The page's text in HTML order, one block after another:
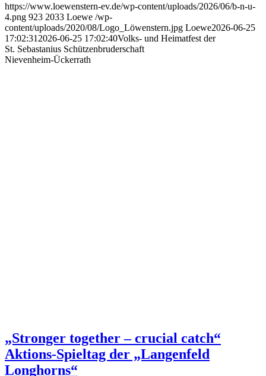
https://www.loewenstern-ev.de/wp-content/uploads/2026/06/b-n-u-
4.png 923 2033 Loewe /wp-
content/uploads/2020/08/Logo_Löwenstern.jpg Loewe2026-06-25
17:02:31 2026-06-25 17:02:40Volks- und Heimatfest der
St. Sebastanius Schützenbruderschaft
Nievenheim-Ückerrath
„Stronger together – crucial catch“
Aktions-Spieltag der „Langenfeld
Longhorns“